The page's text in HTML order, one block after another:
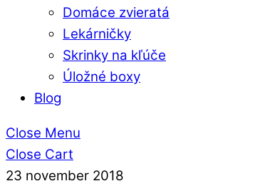
Domáce zvieratá
Lekárničky
Skrinky na kľúče
Úložné boxy
Blog
Close Menu
Close Cart
23 november 2018